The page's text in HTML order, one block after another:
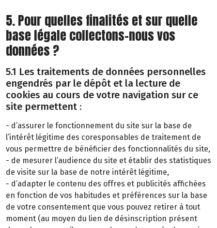
5. Pour quelles finalités et sur quelle
base légale collectons-nous vos
données ?
5.1 Les traitements de données personnelles
engendrés par le dépôt et la lecture de
cookies au cours de votre navigation sur ce
site permettent :
- d’assurer le fonctionnement du site sur la base de
l’intérêt légitime des coresponsables de traitement de
vous permettre de bénéficier des fonctionnalités du site,
- de mesurer l’audience du site et établir des statistiques
de visite sur la base de notre intérêt légitime,
- d’adapter le contenu des offres et publicités affichées
en fonction de vos habitudes et préférences sur la base
de votre consentement que vous pouvez retirer à tout
moment (au moyen du lien de désinscription présent